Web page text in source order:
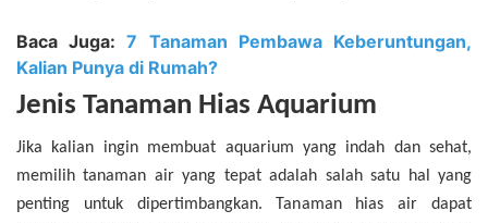
Baca Juga:7 Tanaman Pembawa Keberuntungan,
Kalian Punya di Rumah?
Jenis Tanaman Hias Aquarium
Jika kalian ingin membuat aquarium yang indah dan sehat,
memilih tanaman air yang tepat adalah salah satu hal yang
penting untuk dipertimbangkan. Tanaman hias air dapat